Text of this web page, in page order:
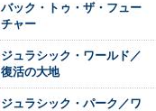
バック・トゥ・ザ・フュー
チャー
ジュラシック・ワールド／
復活の大地
ジュラシック・パーク／ワ